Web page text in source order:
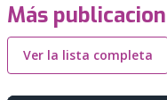
Más
Ver la lista completa